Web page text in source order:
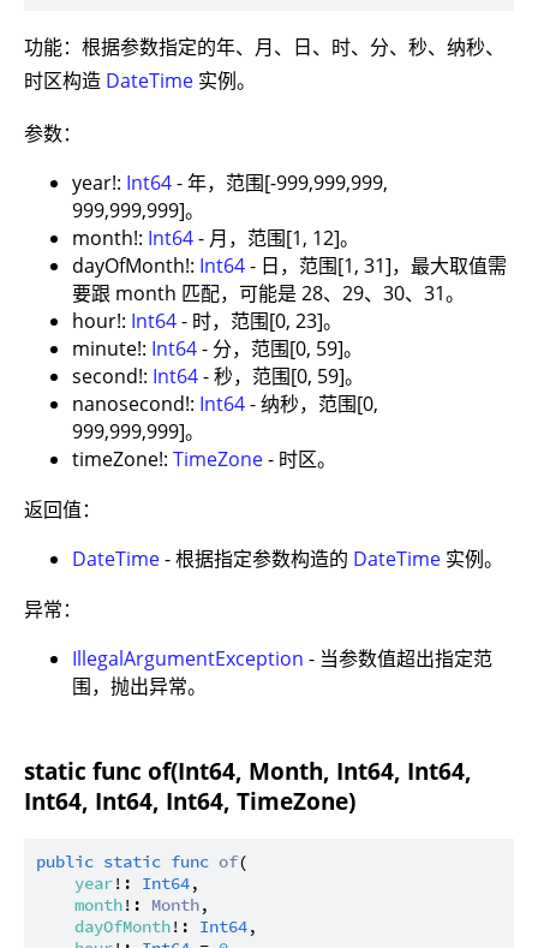
功能：根据参数指定的年、月、日、时、分、秒、纳秒、
时区构造 DateTime 实例。
参数：
year!: Int64- 年，范围[-999,999,999,
999,999,999]。
month!: Int64- 月，范围[1, 12]。
dayOfMonth!: Int64- 日，范围[1, 31]，最大取值需
要跟 month 匹配，可能是 28、29、30、31。
hour!: Int64- 时，范围[0, 23]。
minute!: Int64- 分，范围[0, 59]。
second!: Int64- 秒，范围[0, 59]。
nanosecond!: Int64- 纳秒，范围[0,
999,999,999]。
timeZone!: TimeZone- 时区。
返回值：
DateTime- 根据指定参数构造的 DateTime 实例。
异常：
IllegalArgumentException - 当参数值超出指定范
围，抛出异常。
static func of(Int64, Month, Int64, Int64,
Int64, Int64, Int64, TimeZone)
public static func of(
year!: Int64,
month!: Month,
dayOfMonth!: Int64,